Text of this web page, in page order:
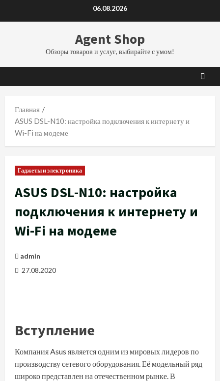
06.08.2026
Agent Shop
Обзоры товаров и услуг, выбирайте с умом!
Главная
ASUS DSL-N10: настройка подключения к интернету и
Wi-Fi на модеме
Гаджеты и электроника
ASUS DSL-N10: настройка
подключения к интернету и
Wi-Fi на модеме
admin
27.08.2020
Вступление
Компания Asus является одним из мировых лидеров по
производству сетевого оборудования. Её модельный ряд
широко представлен на отечественном рынке. В